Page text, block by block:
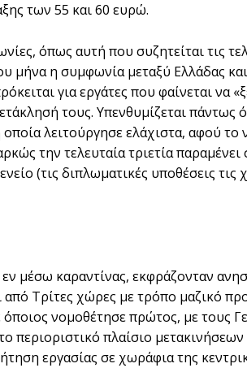
των 55 και 60 ευρώ.
όπως αυτή που συζητείται τις
µήνα η συµφωνία µεταξύ Ελλάδας
για εργάτες που φαίνεται να
τους. Υπενθυµίζεται πάντως
λειτούργησε ελάχιστα, αφού το
την τελευταία τριετία παραµένει
(τις διπλωµατικές υποθέσεις τις
µέσω καραντίνας, εκφράζονταν
Τρίτες χώρες µε τρόπο µαζικό
νοµοθέτησε πρώτος, µε τους
περιοριστικό πλαίσιο
εργασίας σε χωράφια της